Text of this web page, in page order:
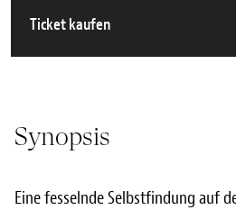
Ticket kaufen
Synopsis
Eine fesselnde Selbstfindung auf